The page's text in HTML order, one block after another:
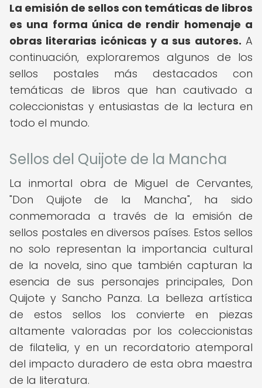
La emisión de sellos con temáticas de libros
es una forma única de rendir homenaje a
obras literarias icónicas y a sus autores. A
continuación, exploraremos algunos de los
sellos postales más destacados con
temáticas de libros que han cautivado a
coleccionistas y entusiastas de la lectura en
todo el mundo.
Sellos del Quijote de la Mancha
La inmortal obra de Miguel de Cervantes,
"Don Quijote de la Mancha", ha sido
conmemorada a través de la emisión de
sellos postales en diversos países. Estos sellos
no solo representan la importancia cultural
de la novela, sino que también capturan la
esencia de sus personajes principales, Don
Quijote y Sancho Panza. La belleza artística
de estos sellos los convierte en piezas
altamente valoradas por los coleccionistas
de filatelia, y en un recordatorio atemporal
del impacto duradero de esta obra maestra
de la literatura.